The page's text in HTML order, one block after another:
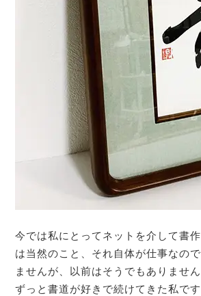
今では私にとってネットを介して書
は当然のこと、それ自体が仕事なの
ませんが、以前はそうでもありません
ずっと書道が好きで続けてきた私で